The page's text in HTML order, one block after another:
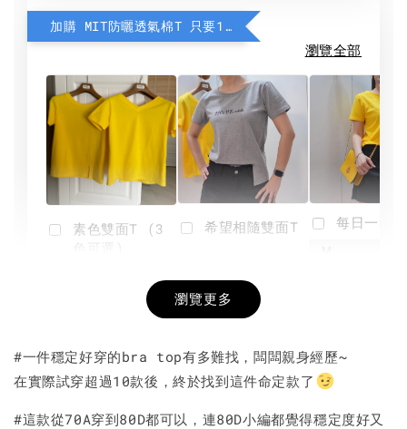
加購 MIT防曬透氣棉T 只要190元
瀏覽全部
素色雙面T (3
+
希望相隨雙面T
NT$ 190
-
每日一笑
加入購物車
瀏覽更多
#一件穩定好穿的bra top有多難找，闆闆親身經歷~
在實際試穿超過10款後，終於找到這件命定款了
#這款從70A穿到80D都可以，連80D小編都覺得穩定度好又